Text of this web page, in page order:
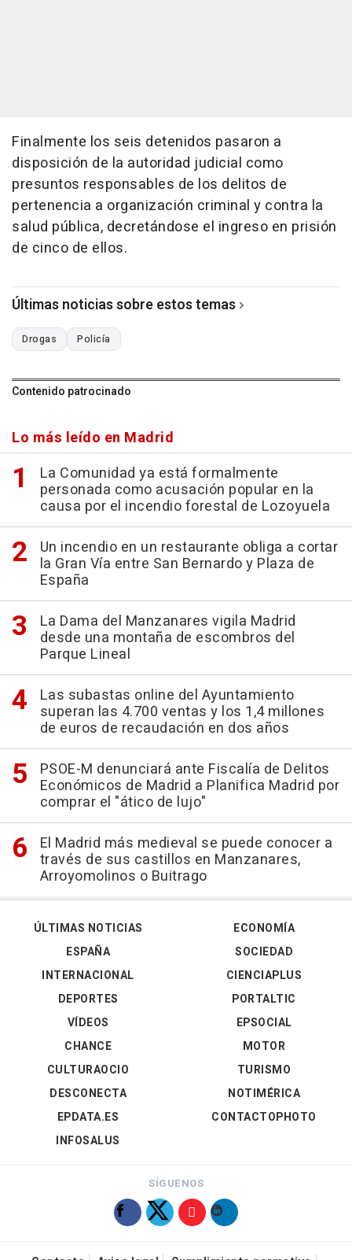
Finalmente los seis detenidos pasaron a
disposición de la autoridad judicial como
presuntos responsables de los delitos de
pertenencia a organización criminal y contra la
salud pública, decretándose el ingreso en prisión
de cinco de ellos.
Últimas noticias sobre estos temas
Drogas Policía
Contenido patrocinado
Lo más leído en Madrid
La Comunidad ya está formalmente
personada como acusación popular en la
causa por el incendio forestal de Lozoyuela
Un incendio en un restaurante obliga a cortar
la Gran Vía entre San Bernardo y Plaza de
España
La Dama del Manzanares vigila Madrid
desde una montaña de escombros del
Parque Lineal
Las subastas online del Ayuntamiento
superan las 4.700 ventas y los 1,4 millones
de euros de recaudación en dos años
PSOE-M denunciará ante Fiscalía de Delitos
Económicos de Madrid a Planifica Madrid por
comprar el "ático de lujo"
El Madrid más medieval se puede conocer a
través de sus castillos en Manzanares,
Arroyomolinos o Buitrago
ÚLTIMAS NOTICIAS
ESPAÑA
INTERNACIONAL
DEPORTES
VÍDEOS
ECONOMÍA
SOCIEDAD
CIENCIAPLUS
PORTALTIC
EPSOCIAL
CHANCE
CULTURAOCIO
DESCONECTA
EPDATA.ES
INFOSALUS
MOTOR
TURISMO
NOTIMÉRICA
CONTACTOPHOTO
SÍGUENOS